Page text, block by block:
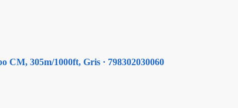
305m/1000ft, Gris · 798302030060